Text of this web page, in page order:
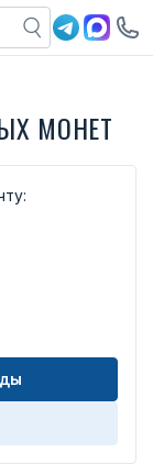
МОНЕТ